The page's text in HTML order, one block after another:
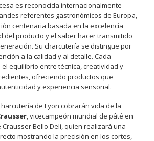
es reconocida internacionalmente
referentes gastronómicos de Europa,
centenaria basada en la excelencia
del producto y el saber hacer transmitido
Su charcutería se distingue por
a la calidad y al detalle. Cada
equilibrio entre técnica, creatividad y
ofreciendo productos que
y experiencia sensorial.
de Lyon cobrarán vida de la
, vicecampeón mundial de pâté en
Bello Deli, quien realizará una
mostrando la precisión en los cortes,